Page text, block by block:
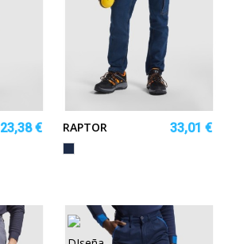
23,38 €
RAPTOR
33,01 €
VAQUERO